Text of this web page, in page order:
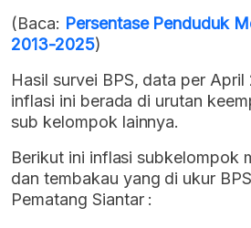
(Baca: Persentase Penduduk
2013-2025)
Hasil survei BPS, data per April
inflasi ini berada di urutan
sub kelompok lainnya.
Berikut ini inflasi subkelompok
dan tembakau yang di ukur
Pematang Siantar :